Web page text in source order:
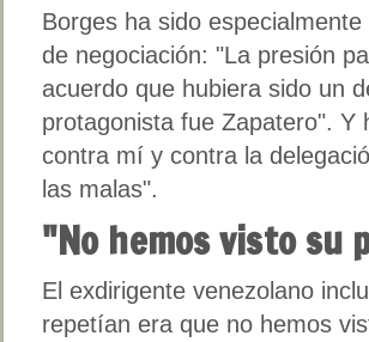
Borges ha sido
de negociación: "La presión
acuerdo que hubiera sido un
protagonista fue Zapatero". Y
contra mí y contra la
las malas".
"No hemos visto su
El exdirigente venezolano
repetían era que no hemos